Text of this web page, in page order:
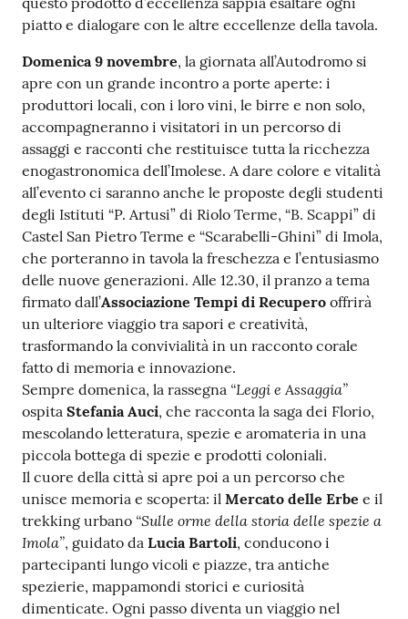
piatto e dialogare con le altre eccellenze della tavola.
Domenica 9 novembre, la giornata all’Autodromo si
apre con un grande incontro a porte aperte: i
produttori locali, con i loro vini, le birre e non solo,
accompagneranno i visitatori in un percorso di
assaggi e racconti che restituisce tutta la ricchezza
enogastronomica dell’Imolese. A dare colore e vitalità
all’evento ci saranno anche le proposte degli studenti
degli Istituti “P. Artusi” di Riolo Terme, “B. Scappi” di
Castel San Pietro Terme e “Scarabelli-Ghini” di Imola,
che porteranno in tavola la freschezza e l’entusiasmo
delle nuove generazioni. Alle 12.30, il pranzo a tema
firmato dall’Associazione Tempi di Recupero offrirà
un ulteriore viaggio tra sapori e creatività,
trasformando la convivialità in un racconto corale
fatto di memoria e innovazione.
Sempre domenica, la rassegna “Leggi e Assaggia”
ospita Stefania Auci, che racconta la saga dei Florio,
mescolando letteratura, spezie e aromateria in una
piccola bottega di spezie e prodotti coloniali.
Il cuore della città si apre poi a un percorso che
unisce memoria e scoperta: il Mercato delle Erbe e il
trekking urbano “Sulle orme della storia delle spezie a
Imola”, guidato da Lucia Bartoli, conducono i
partecipanti lungo vicoli e piazze, tra antiche
spezierie, mappamondi storici e curiosità
dimenticate. Ogni passo diventa un viaggio nel